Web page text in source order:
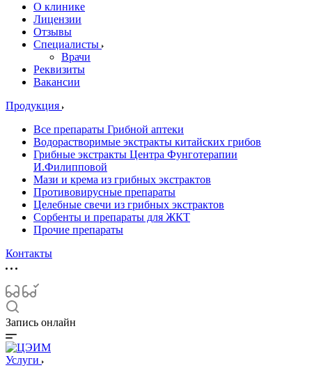
О клинике
Лицензии
Отзывы
Специалисты
Врачи
Реквизиты
Вакансии
Продукция
Все препараты Грибной аптеки
Водорастворимые экстракты китайских грибов
Грибные экстракты Центра Фунготерапии
И.Филипповой
Мази и крема из грибных экстрактов
Противовирусные препараты
Целебные свечи из грибных экстрактов
Сорбенты и препараты для ЖКТ
Прочие препараты
Контакты
Запись онлайн
Услуги